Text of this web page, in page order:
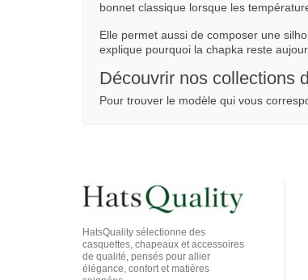
bonnet classique lorsque les
Elle permet aussi de composer une
explique pourquoi la chapka reste
Découvrir nos collections
Pour trouver le modèle qui vous
HatsQuality sélectionne des
casquettes, chapeaux et accessoires
de qualité, pensés pour allier
élégance, confort et matières